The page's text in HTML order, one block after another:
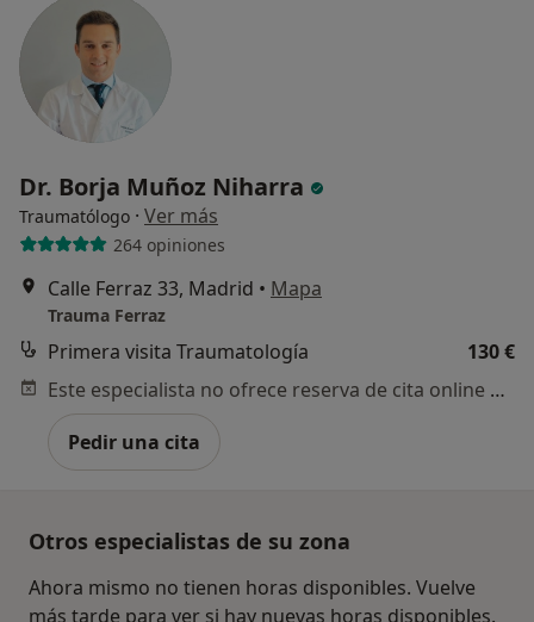
Dr. Borja Muñoz Niharra
Traumatólogo · Ver más
264 opiniones
Calle Ferraz 33, Madrid • Mapa
Trauma Ferraz
Primera visita Traumatología
130 €
Este especialista no ofrece reserva de cita online en esta dirección.
Pedir una cita
Otros especialistas de su zona
Ahora mismo no tienen horas disponibles. Vuelve
más tarde para ver si hay nuevas horas disponibles.